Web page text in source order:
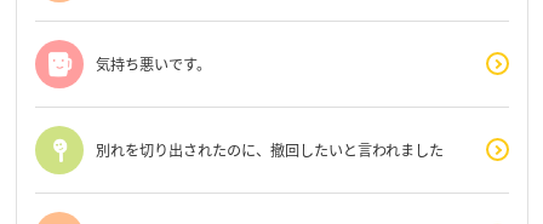
気持ち悪いです。
別れを切り出されたのに、撤回したいと言われました